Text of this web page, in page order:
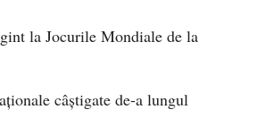
la Jocurile Mondiale de la
câștigate de-a lungul